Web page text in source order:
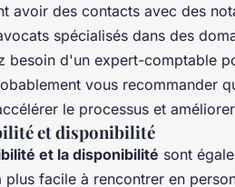
avoir des contacts avec des
spécialisés dans des
besoin d'un expert-comptable
vous recommander
le processus et
et disponibilité
et la disponibilité sont
plus facile à rencontrer en